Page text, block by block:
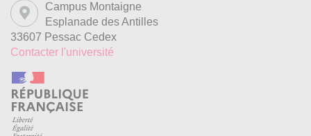
Campus Montaigne
Esplanade des Antilles
33607 Pessac Cedex
Contacter l'université